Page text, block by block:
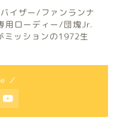
イザー/ファンランナ
用ローディー/団塊Jr.
ミッションの1972生
／